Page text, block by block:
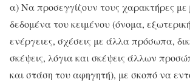
α) Να προσεγγίζουν τους χαρακτήρες
δεδομένα του κειμένου (όνομα,
ενέργειες, σχέσεις με άλλα πρόσωπα,
σκέψεις, λόγια και σκέψεις άλλων
και στάση του αφηγητή), με σκοπό να